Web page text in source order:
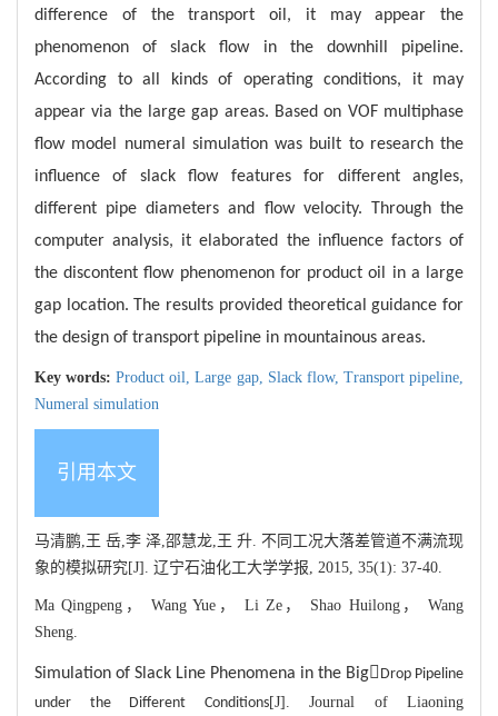
difference of the transport oil, it may appear the
phenomenon of slack flow in the downhill pipeline.
According to all kinds of operating conditions, it may
appear via the large gap areas. Based on VOF multiphase
flow model numeral simulation was built to research the
influence of slack flow features for different angles,
different pipe diameters and flow velocity. Through the
computer analysis, it elaborated the influence factors of
the discontent flow phenomenon for product oil in a large
gap location. The results provided theoretical guidance for
the design of transport pipeline in mountainous areas.
Key words:Product oil,Large gap, Slack flow, Transport pipeline,
Numeral simulation
引用本文
马清鹏,王 岳,李 泽,邵慧龙,王 升. 不同工况大落差管道不满流现
象的模拟研究[J]. 辽宁石油化工大学学报, 2015, 35(1): 37-40.
Ma Qingpeng， Wang Yue， Li Ze， Shao Huilong， Wang
Sheng.
Simulation of Slack Line Phenomena in the Big Drop Pipeline
under the Different Conditions[J]. Journal of Liaoning